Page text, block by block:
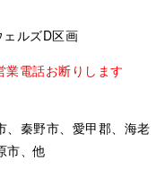
ルズD区画
業電話お断りします
、秦野市、愛甲郡、海老
市、他